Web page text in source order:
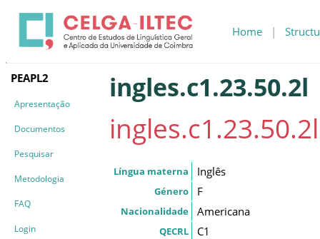
Home |
PEAPL2
Apresentação
Documentos
Pesquisar
Metodologia
FAQ
Login
ingles.c1.23.50.2l
ingles.c1.23.50.2l
Língua materna Inglês
Género F
Nacionalidade Americana
QECRL C1